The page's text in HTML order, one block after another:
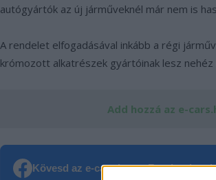
autógyártók az új járműveknél már nem is
A rendelet elfogadásával inkább a régi
krómozott alkatrészek gyártóinak lesz nehéz
Add hozzá az e-
Kövesd az e-cars.hu-t a Facebookon